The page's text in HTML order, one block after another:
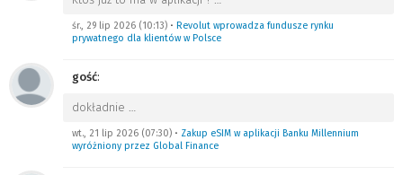
śr., 29 lip 2026 (10:13) • Revolut wprowadza fundusze rynku
prywatnego dla klientów w Polsce
gość:
dokładnie …
wt., 21 lip 2026 (07:30) • Zakup eSIM w aplikacji Banku Millennium
wyróżniony przez Global Finance